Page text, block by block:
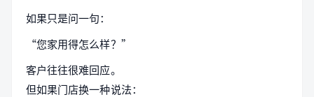
如果只是问一句：
“您家用得怎么样？”
客户往往很难回应。
但如果门店换一种说法：